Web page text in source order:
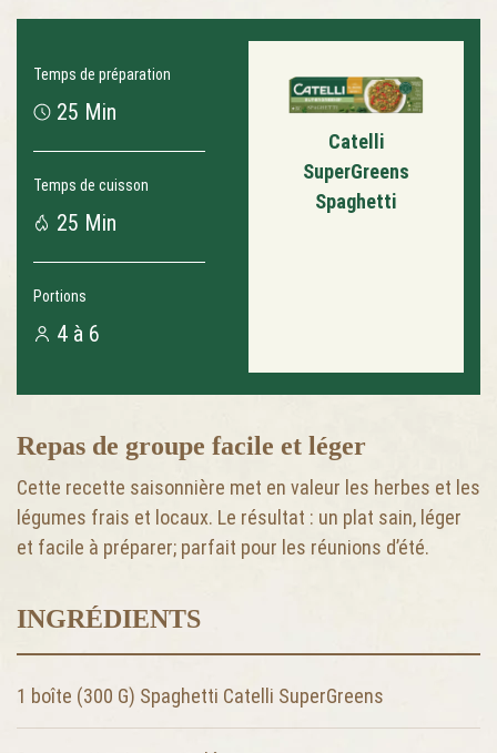
Temps de préparation
25 Min
Temps de cuisson
25 Min
Portions
4 à 6
Catelli
SuperGreens
Spaghetti
Repas de groupe facile et léger
Cette recette saisonnière met en valeur les herbes et les
légumes frais et locaux. Le résultat : un plat sain, léger
et facile à préparer; parfait pour les réunions d’été.
INGRÉDIENTS
1 boîte (300 G) Spaghetti Catelli SuperGreens